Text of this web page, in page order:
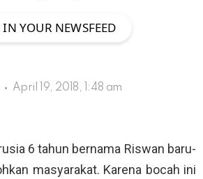
IN YOUR NEWSFEED
April 19, 2018, 1:48 am
6 tahun bernama Riswan baru-
masyarakat. Karena bocah ini